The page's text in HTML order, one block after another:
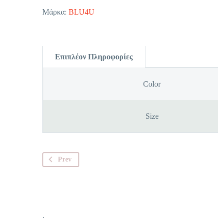
Μάρκα: BLU4U
Επιπλέον Πληροφορίες
Color
Size
Prev
.